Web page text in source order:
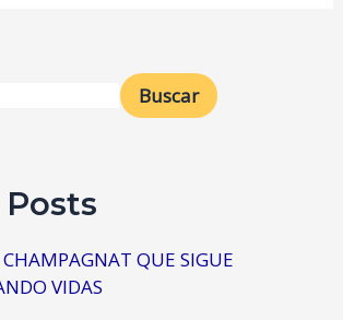
Buscar
QUE SIGUE
VIDAS